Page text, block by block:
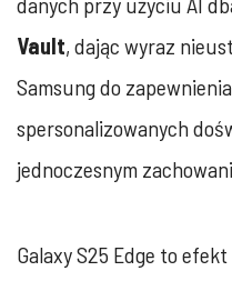
Vault, dając wyraz
Samsung do
spersonalizowanych
jednoczesnym
Galaxy S25 Edge to